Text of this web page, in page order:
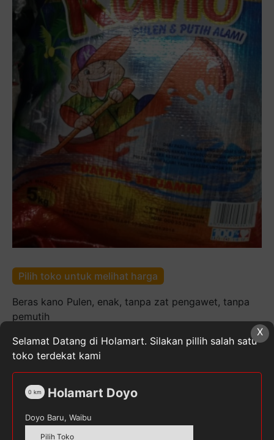
Pilih toko untuk melihat harga
Beras kano Pulen, enak, tanpa zat pengawet, tanpa
pemutih
Kuantitas
Beras
Kano
SKU:8993556880108 Kategori:
Kue,Beras, Makanan, Minuman, & Buah Segar
X
Selamat Datang di Holamart. Silakan pillih salah satu
toko terdekat kami
Holamart Doyo
0 km
Doyo Baru, Waibu
Pilih Toko